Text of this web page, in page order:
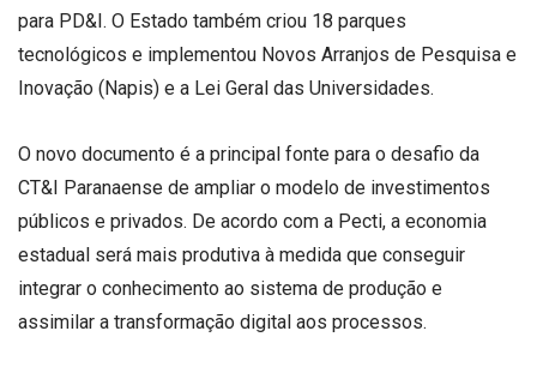
para PD&I. O Estado também criou 18 parques
tecnológicos e implementou Novos Arranjos de Pesquisa e
Inovação (Napis) e a Lei Geral das Universidades.
O novo documento é a principal fonte para o desafio da
CT&I Paranaense de ampliar o modelo de investimentos
públicos e privados. De acordo com a Pecti, a economia
estadual será mais produtiva à medida que conseguir
integrar o conhecimento ao sistema de produção e
assimilar a transformação digital aos processos.